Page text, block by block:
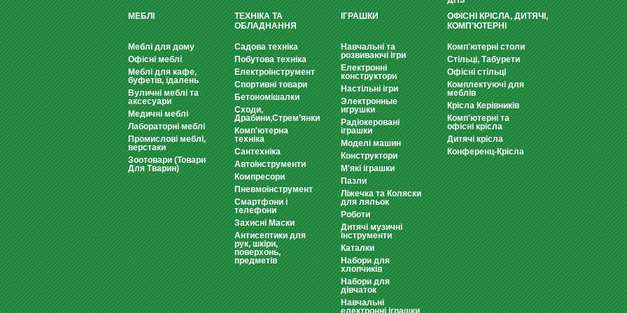
МЕБЛІ
Меблі для дому
Офісні меблі
Меблі для кафе,
буфетів, їдалень
Вуличні меблі та
аксесуари
Медичні меблі
Лабораторні меблі
Промислові меблі,
верстаки
Зоотовари (Товари
Для Тварин)
ТЕХНІКА ТА
ОБЛАДНАННЯ
Садова техніка
Побутова техніка
Електроінструмент
Спортивні товари
Бетономішалки
Сходи,
Драбини,Стрем’янки
Комп'ютерна
техніка
Сантехніка
Автоінструменти
Компресори
Пневмоінструмент
Смартфони і
телефони
Захисні Маски
Антисептики для
рук, шкіри,
поверхонь,
предметів
ІГРАШКИ
Навчальні та
розвиваючі ігри
Електронні
конструктори
Настільні ігри
Электронные
игрушки
Радіокеровані
іграшки
Моделі машин
Конструктори
М'які іграшки
Пазли
Ліжечка та Коляски
для ляльок
Роботи
Дитячі музичні
інструменти
Каталки
Набори для
хлопчиків
Набори для
дівчаток
Навчальні
електронні іграшки
ОФІСНІ КРІСЛА, ДИТЯЧІ,
КОМП'ЮТЕРНІ
Комп'ютерні столи
Стільці, Табурети
Офісні стільці
Комплектуючі для
меблів
Крісла Керівників
Комп'ютерні та
офісні крісла
Дитячі крісла
Конференц-Крісла